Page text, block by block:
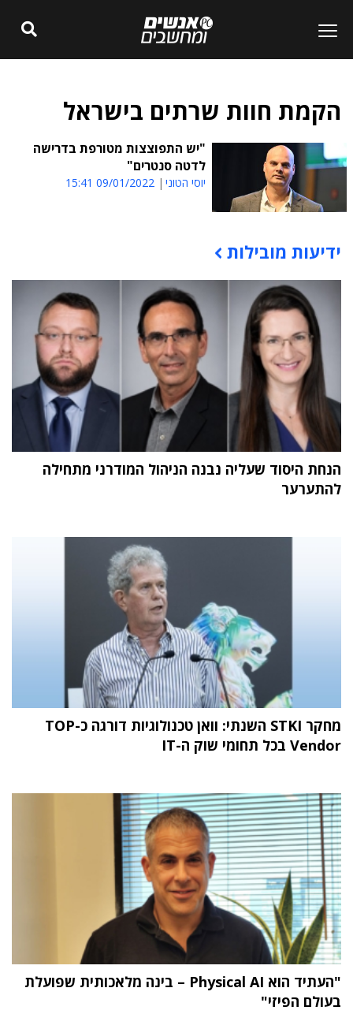
הקמת חוות שרתים בישראל
"יש התפוצצות מטורפת בדרישה
לדטה סנטרים"
יוסי הטוני 09/01/2022 15:41
תוכן פרסומי
ידיעות מובילות
הנחת היסוד שעליה נבנה הניהול המודרני מתחילה
להתערער
מחקר STKI השנתי: וואן טכנולוגיות דורגה כ-TOP
Vendor בכל תחומי שוק ה-IT
"העתיד הוא Physical AI – בינה מלאכותית שפועלת
בעולם הפיזי"